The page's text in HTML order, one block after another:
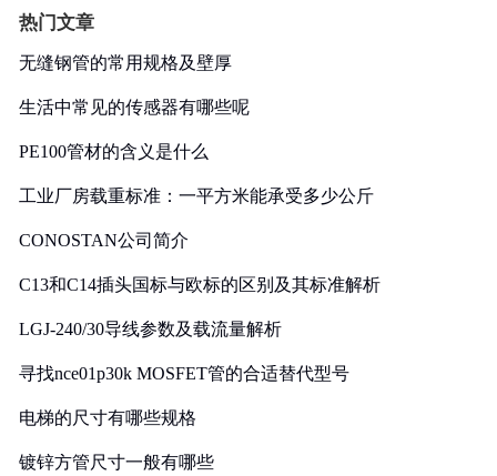
热门文章
无缝钢管的常用规格及壁厚
生活中常见的传感器有哪些呢
PE100管材的含义是什么
工业厂房载重标准：一平方米能承受多少公斤
CONOSTAN公司简介
C13和C14插头国标与欧标的区别及其标准解析
LGJ-240/30导线参数及载流量解析
寻找nce01p30k MOSFET管的合适替代型号
电梯的尺寸有哪些规格
镀锌方管尺寸一般有哪些